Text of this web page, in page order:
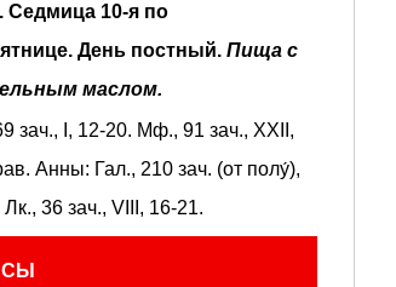
Седмица 10-я по
День постный. Пища с
маслом.
зач., I, 12-20. Мф., 91 зач., XXII,
Анны: Гал., 210 зач. (от полу́),
Лк., 36 зач., VIII, 16-21.